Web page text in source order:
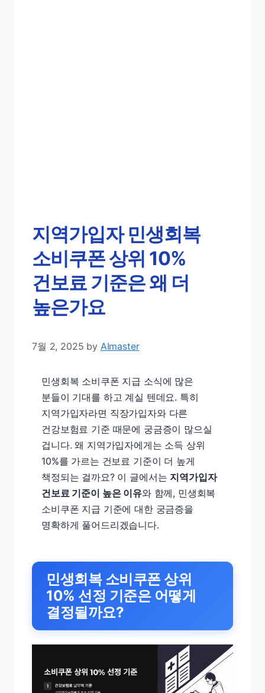
지역가입자 민생회복
소비쿠폰 상위 10%
건보료 기준은 왜 더
높은가요
7월 2, 2025 by AImaster
민생회복 소비쿠폰 지급 소식에 많은
분들이 기대를 하고 계실 텐데요. 특히
지역가입자라면 직장가입자와 다른
건강보험료 기준 때문에 궁금증이 많으실
겁니다. 왜 지역가입자에게는 소득 상위
10%를 가르는 건보료 기준이 더 높게
책정되는 걸까요? 이 글에서는 지역가입자
건보료 기준이 높은 이유와 함께, 민생회복
소비쿠폰 지급 기준에 대한 궁금증을
명확하게 풀어드리겠습니다.
민생회복 소비쿠폰 상위
10% 선정 기준은 어떻게
결정될까요?